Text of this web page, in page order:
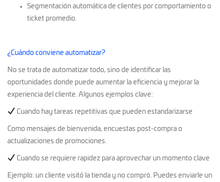
Segmentación automática de clientes por comportamiento o
ticket promedio.
¿Cuándo conviene automatizar?
No se trata de automatizar todo, sino de identificar las
oportunidades donde puede aumentar la eficiencia y mejorar la
experiencia del cliente. Algunos ejemplos clave:
Cuando hay tareas repetitivas que pueden estandarizarse
Como mensajes de bienvenida, encuestas post-compra o
actualizaciones de promociones.
Cuando se requiere rapidez para aprovechar un momento clave
Ejemplo: un cliente visitó la tienda y no compró. Puedes enviarle un